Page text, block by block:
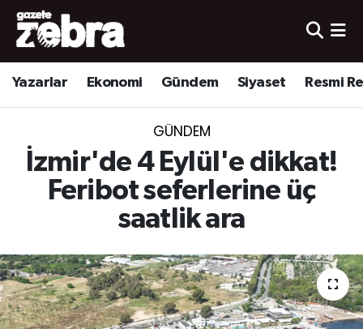
Yazarlar Ekonomi Gündem Siyaset Resmi
GÜNDEM
İzmir'de 4 Eylül'e dikkat!
Feribot seferlerine üç
saatlik ara
Yazarlar
Ekonomi
Yerel
Nöbetçi Eczaneler
Hava Durumu
Süper Lig Puan Durumu ve Fikstür
Tüm Manşetler
Son Dakika Haberleri
Haber Arşivi